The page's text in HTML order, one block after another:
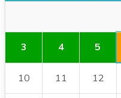
3 4 5
10 11 12